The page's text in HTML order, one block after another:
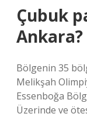
Çubuk
Ankara?
Bölgenin 35
Melikşah
Essenboğa
Üzerinde ve